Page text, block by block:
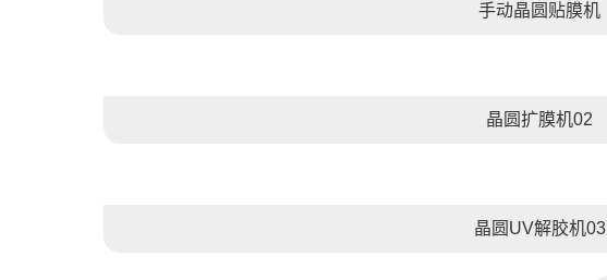
手动晶圆贴膜机
晶圆扩膜机02
晶圆UV解胶机03